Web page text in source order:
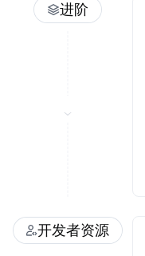
进阶
开发者资源